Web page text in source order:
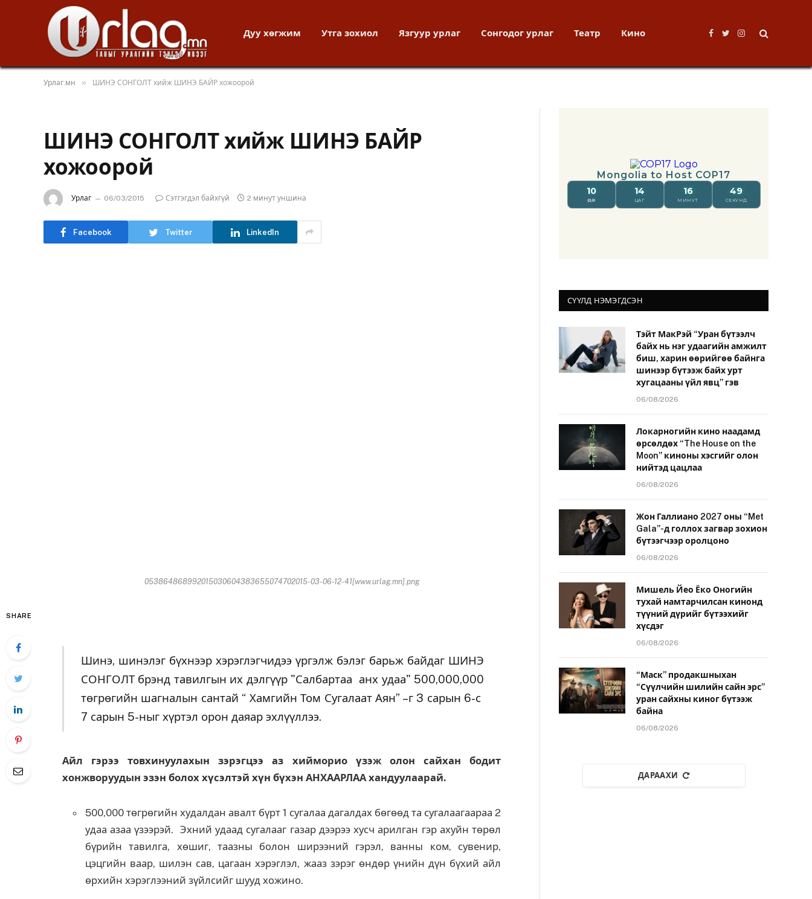
Дуу хөгжим Утга зохиол Язгуур урлаг Сонгодог урлаг Театр Кино
Facebook
TwitterInstagram
Урлаг.мн » ШИНЭ СОНГОЛТ хийж ШИНЭ БАЙР хожоорой
ШИНЭ СОНГОЛТ хийж ШИНЭ БАЙР
хожоорой
Урлаг 06/03/2015 Сэтгэгдэл байхгүй 2 минут уншина
Facebook Twitter LinkedIn
053864868992015030604383655074702015-03-06-12-41[www.urlag.mn].png
SHARE
Шинэ, шинэлэг бүхнээр хэрэглэгчидээ үргэлж бэлэг барьж байдаг ШИНЭ
СОНГОЛТ брэнд тавилгын их дэлгүүр "Салбартаа анх удаа" 500,000,000
төгрөгийн шагналын сантай “ Хамгийн Том Сугалаат Аян” –г 3 сарын 6-с
7 сарын 5-ныг хүртэл орон даяар эхлүүллээ.
Айл гэрээ товхинуулахын зэрэгцээ аз хийморио үзэж олон сайхан бодит
хонжворуудын эзэн болох хүсэлтэй хүн бүхэн АНХААРЛАА хандуулаарай.
500,000 төгрөгийн худалдан авалт бүрт 1 сугалаа дагалдах бөгөөд та сугалаагаараа 2
удаа азаа үзээрэй. Эхний удаад сугалааг газар дээрээ хусч арилган гэр ахуйн төрөл
бүрийн тавилга, хөшиг, таазны болон ширээний гэрэл, ванны ком, сувенир,
цэцгийн ваар, шилэн сав, цагаан хэрэглэл, жааз зэрэг өндөр үнийн дүн бүхий айл
өрхийн хэрэглээний зүйлсийг шууд хожино.
СҮҮЛД НЭМЭГДСЭН
Тэйт МакРэй “Уран бүтээлч
байх нь нэг удаагийн амжилт
биш, харин өөрийгөө байнга
шинээр бүтээж байх урт
хугацааны үйл явц” гэв
06/08/2026
Локарногийн кино наадамд
өрсөлдөх “The House on the
Moon” киноны хэсгийг олон
нийтэд цацлаа
06/08/2026
Жон Галлиано 2027 оны “Met
Gala”-д голлох загвар зохион
бүтээгчээр оролцоно
06/08/2026
Мишель Йео Ёко Оногийн
тухай намтарчилсан кинонд
түүний дүрийг бүтээхийг
хүсдэг
06/08/2026
“Маск” продакшныхан
“Сүүлчийн шилийн сайн эрс”
уран сайхны киног бүтээж
байна
06/08/2026
ДАРААХИ